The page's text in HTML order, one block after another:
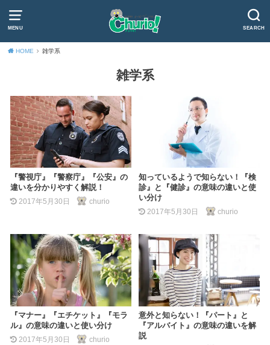
MENU SEARCH
HOME 雑学系
雑学系
『警視庁』『警察庁』『公安』の
違いを分かりやすく解説！
2017年5月30日 churio
知っているようで知らない！『検
診』と『健診』の意味の違いと使
い分け
2017年5月30日 churio
『マナー』『エチケット』『モラ
ル』の意味の違いと使い分け
2017年5月30日 churio
意外と知らない！『パート』と
『アルバイト』の意味の違いを解
説